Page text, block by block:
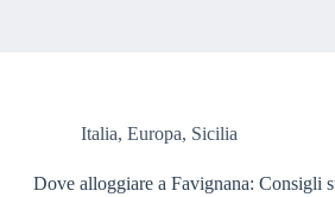
Italia,Europa, Sicilia
Dove alloggiare a Favignana: Consigli